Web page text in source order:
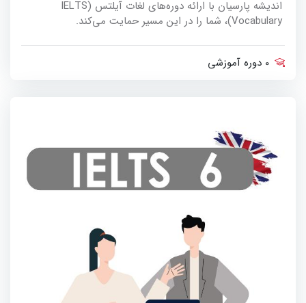
اندیشه پارسیان با ارائه دوره‌های لغات آیلتس (IELTS
Vocabulary)، شما را در این مسیر حمایت می‌کند.
0 دوره آموزشی